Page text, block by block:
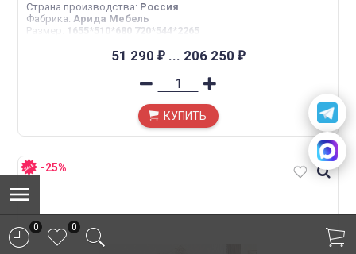
Страна производства: Россия
Фабрика: Арида Мебель
Размер : 1655*510*680 720*544*2265
51 290 ₽... 206 250 ₽
КУПИТЬ
-25%
0 0